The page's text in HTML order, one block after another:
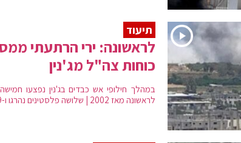
תיעוד
לראשונה: ירי הרתעתי
כוחות צה"ל מג'נין
במהלך חילופי אש כבדים בג'נין נפצעו
לראשונה מאז 2002 | שלושה פלסטינים נהרגו ו-29 נפצעו